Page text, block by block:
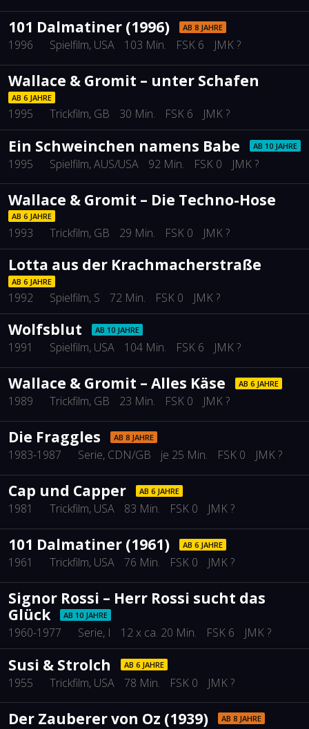
101 Dalmatiner (1996) AB 8 JAHRE
1996 Spielfilm, USA 103 Min. FSK 6 JMK ?
Wallace & Gromit – unter Schafen
AB 6 JAHRE
1995 Trickfilm, GB 30 Min. FSK 6 JMK ?
Ein Schweinchen namens Babe AB 10 JAHRE
1995 Spielfilm, AUS/USA 92 Min. FSK 0 JMK ?
Wallace & Gromit – Die Techno-Hose
AB 6 JAHRE
1993 Trickfilm, GB 29 Min. FSK 0 JMK ?
Lotta aus der Krachmacherstraße
AB 6 JAHRE
1992 Spielfilm, S 72 Min. FSK 0 JMK ?
Wolfsblut AB 10 JAHRE
1991 Spielfilm, USA 104 Min. FSK 6 JMK ?
Wallace & Gromit – Alles Käse AB 6 JAHRE
1989 Trickfilm, GB 23 Min. FSK 0 JMK ?
Die Fraggles AB 8 JAHRE
1983-1987 Serie, CDN/GB je 25 Min. FSK 0 JMK ?
Cap und Capper AB 6 JAHRE
1981 Trickfilm, USA 83 Min. FSK 0 JMK ?
101 Dalmatiner (1961) AB 6 JAHRE
1961 Trickfilm, USA 76 Min. FSK 0 JMK ?
Signor Rossi – Herr Rossi sucht das
Glück
AB 10 JAHRE
1960-1977 Serie, I 12 x ca. 20 Min. FSK 6 JMK ?
Susi & Strolch AB 6 JAHRE
1955 Trickfilm, USA 78 Min. FSK 0 JMK ?
Der Zauberer von Oz (1939) AB 8 JAHRE